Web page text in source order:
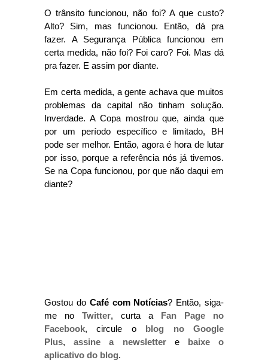
O trânsito funcionou, não foi? A que custo?
Alto? Sim, mas funcionou. Então, dá pra
fazer. A Segurança Pública funcionou em
certa medida, não foi? Foi caro? Foi. Mas dá
pra fazer. E assim por diante.
Em certa medida, a gente achava que muitos
problemas da capital não tinham solução.
Inverdade. A Copa mostrou que, ainda que
por um período específico e limitado, BH
pode ser melhor. Então, agora é hora de lutar
por isso, porque a referência nós já tivemos.
Se na Copa funcionou, por que não daqui em
diante?
Gostou do Café com Notícias? Então, siga-
me no Twitter, curta a Fan Page no
Facebook, circule o blog no Google
Plus,assine a newslettere baixe o
aplicativo do blog.